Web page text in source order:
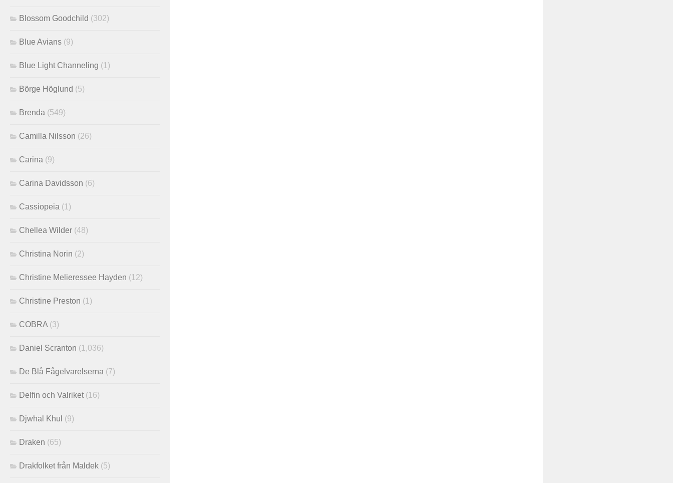
Blossom Goodchild (302)
Blue Avians (9)
Blue Light Channeling (1)
Börge Höglund (5)
Brenda (549)
Camilla Nilsson (26)
Carina (9)
Carina Davidsson (6)
Cassiopeia (1)
Chellea Wilder (48)
Christina Norin (2)
Christine Melieressee Hayden (12)
Christine Preston (1)
COBRA (3)
Daniel Scranton (1,036)
De Blå Fågelvarelserna (7)
Delfin och Valriket (16)
Djwhal Khul (9)
Draken (65)
Drakfolket från Maldek (5)